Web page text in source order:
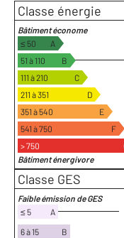
Classe énergie
Bâtiment économe
≤ 50
A
51 à 110
B
111 à 210
C
211 à 351
D
351 à 540
E
541 à 750
F
> 750
Bâtiment énergivore
Classe GES
Faible émission de GES
≤ 5
A
6 à 15
B